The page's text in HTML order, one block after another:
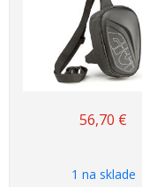
56,70 €
1 na sklade